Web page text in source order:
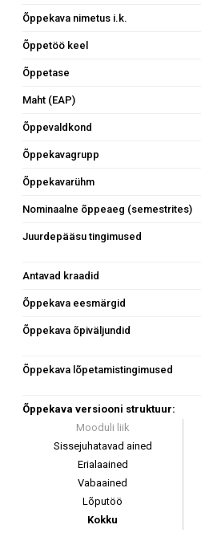
Õppekava nimetus i.k.
Õppetöö keel
Õppetase
Maht (EAP)
Õppevaldkond
Õppekavagrupp
Õppekavarühm
Nominaalne õppeaeg (semestrites)
Juurdepääsu tingimused
Antavad kraadid
Õppekava eesmärgid
Õppekava õpiväljundid
Õppekava lõpetamistingimused
Õppekava versiooni struktuur:
Mooduli liik
Sissejuhatavad ained
Erialaained
Vabaained
Lõputöö
Kokku